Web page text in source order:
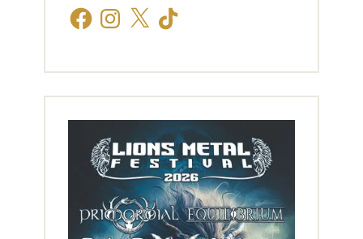
FacebookInstagram
X TikTok